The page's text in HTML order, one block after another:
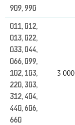
909, 990
011, 012,
013, 022,
033, 044,
066, 099,
102, 103,
220, 303,
312, 404,
440, 606,
660
3 000